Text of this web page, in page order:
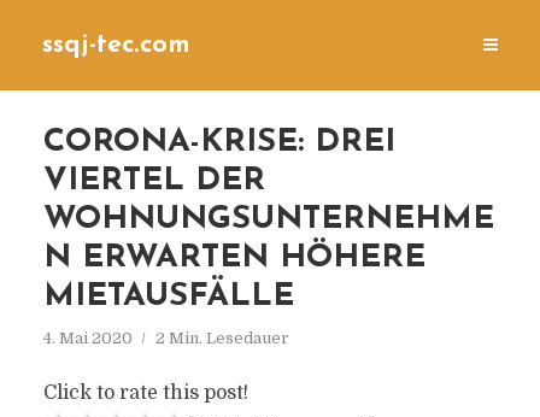
ssqj-tec.com
CORONA-KRISE: DREI
VIERTEL DER
WOHNUNGSUNTERNEHME
N ERWARTEN HÖHERE
MIETAUSFÄLLE
4. Mai 2020 2 Min. Lesedauer
Click to rate this post!